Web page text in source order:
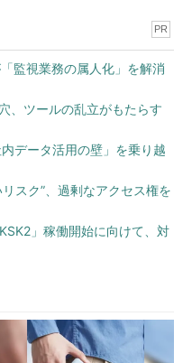
PR
監視業務の属人化」を解消
、ツールの乱立がもたらす
データ活用の壁」を乗り越
スク”、過剰なアクセス権を
」稼働開始に向けて、対